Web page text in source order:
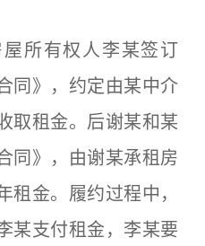
所有权人李某签订
同》，约定由某中介
取租金。后谢某和某
同》，由谢某承租房
租金。履约过程中，
某支付租金，李某要